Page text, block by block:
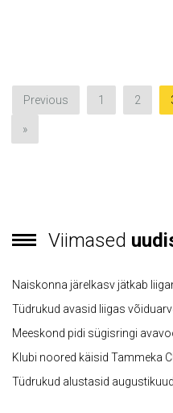
Previous 1 2
»
Viimased
Naiskonna järelkasv jätkab
Tüdrukud avasid liigas
Meeskond pidi sügisringi
Klubi noored käisid Tammeka
Tüdrukud alustasid